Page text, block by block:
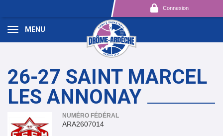
Connexion
MENU
26-27 SAINT MARCEL
LES ANNONAY
NUMÉRO FÉDÉRAL
ARA2607014